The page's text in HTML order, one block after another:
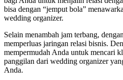
bisa dengan “jemput bola”
wedding organizer.
Selain menambah jam terbang,
memperluas jaringan relasi bisnis.
mempermudah Anda untuk mencari
panggilan dari wedding organizer
Anda.